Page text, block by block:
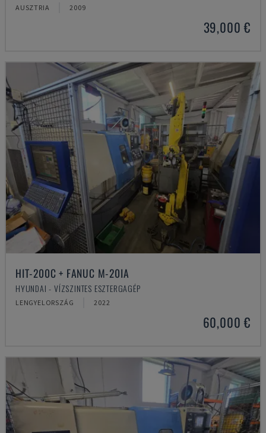
AUSZTRIA 2009
39,000 €
HIT-200C + FANUC M-20IA
HYUNDAI - VÍZSZINTES ESZTERGAGÉP
LENGYELORSZÁG 2022
60,000 €